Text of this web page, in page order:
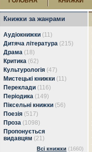
Книжки за жанрами
Аудіокнижки (11)
Дитяча література (215)
Драма (18)
Критика (62)
Культурологія (47)
Мистецькі книжки (11)
Переклади (116)
Періодика (149)
Піксельні книжки (56)
Поезія (517)
Проза (1098)
Пропонується
видавцям (21)
Всі книжки (1660)